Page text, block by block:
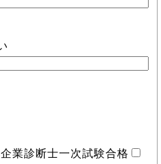
業診断士一次試験合格